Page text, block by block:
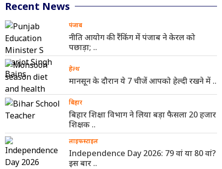
Recent News
पंजाब
नीति आयोग की रैंकिंग में पंजाब ने केरल को
पछाड़ा; ..
हेल्थ
मानसून के दौरान ये 7 चीजें आपको हेल्दी रखने में ..
बिहार
बिहार शिक्षा विभाग ने लिया बड़ा फैसला 20 हजार
शिक्षक ..
लाइफस्टाइल
Independence Day 2026: 79 वां या 80 वां?
इस बार ..